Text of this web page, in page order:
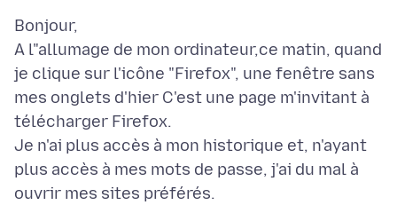
Bonjour,
A l"allumage de mon ordinateur,ce matin, quand
je clique sur l'icône "Firefox", une fenêtre sans
mes onglets d'hier C'est une page m'invitant à
télécharger Firefox.
Je n'ai plus accès à mon historique et, n'ayant
plus accès à mes mots de passe, j'ai du mal à
ouvrir mes sites préférés.